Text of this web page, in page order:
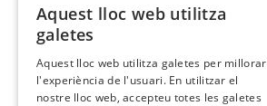
Aquest lloc web utilitza
galetes
Aquest lloc web utilitza galetes per millorar
l'experiència de l'usuari. En utilitzar el
nostre lloc web, accepteu totes les galetes